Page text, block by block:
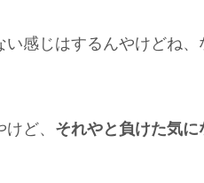
感じはするんやけどね、
ど、 それやと負けた気に